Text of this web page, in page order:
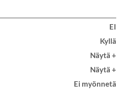
EI
Kyllä
Näytä +
Näytä +
Ei myönnetä